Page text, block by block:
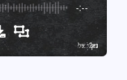
-:--
GSpeech